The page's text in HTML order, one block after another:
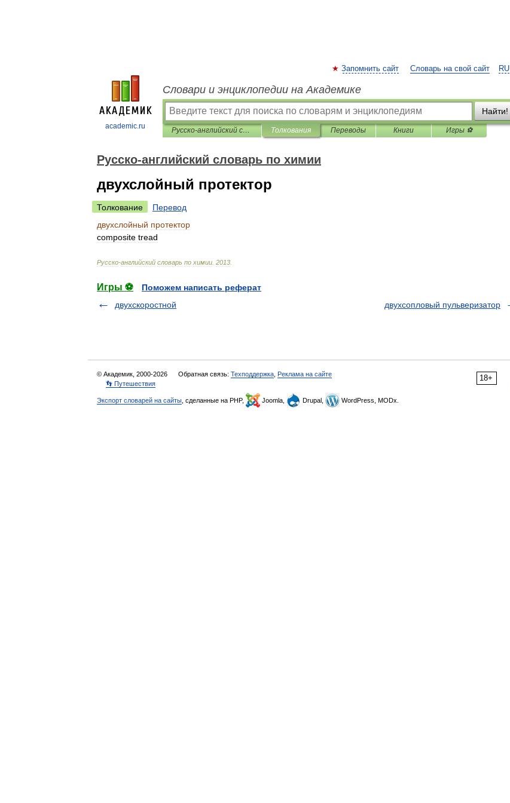
academic.ru
RU
Запомнить сайт Словарь на свой сайт
Словари и энциклопедии на Академике
Найти!
Русско-английский словарь по химии Толкования Переводы Книги Игры ⚽
Русско-английский словарь по химии
двухслойный протектор
Толкование
Перевод
двухслойный протектор
composite tread
Русско-английский словарь по химии 2013
Игры ⚽
Поможем написать реферат
двухскоростной
двухсопловый пульверизатор
18+
© Академик, 2000-2026 Обратная связь: Техподдержка Реклама на сайте
👣 Путешествия
Экспорт словарей на сайты , сделанные на PHP, Joomla, Drupal, WordPress, MODx.